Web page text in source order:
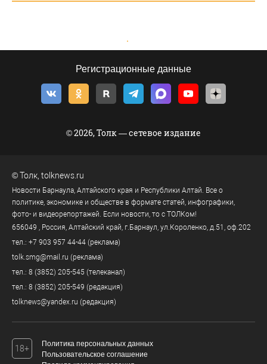
Регистрационные данные
© 2026, Толк — сетевое издание
©Толк, tolknews.ru
Новости Барнаула, Алтайского края и Республики Алтай. Все о
политике, экономике и обществе в формате статей, инфографики,
фото- и видеорепортажей. Если новости, то с ТОЛКом!
656049 , Россия, Алтайский край, г.Барнаул, ул.Короленко, д.51, оф.202
тел.: +7 903 957 44-44 (реклама)
tolk.smg@mail.ru (реклама)
тел.: 8 (3852) 205-545 (телеканал)
тел.: 8 (3852) 205-549 (редакция)
tolknews@yandex.ru (редакция)
18+
Политика персональных данных
Пользовательское соглашение